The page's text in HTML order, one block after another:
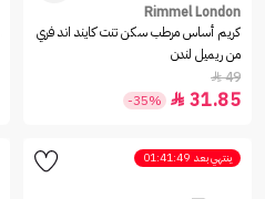
Rimmel London
كريم أساس مرطب سكن تنت كايند اند فري
من ريميل لندن
49

31.85

-35%
ينتهي بعد 01:41:49